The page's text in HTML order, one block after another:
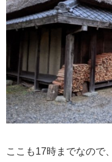
ここも17時までなので